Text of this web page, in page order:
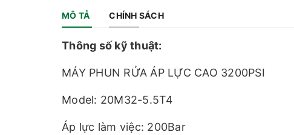
MÔ TẢ CHÍNH SÁCH
Thông số kỹ thuật:
MÁY PHUN RỬA ÁP LỰC CAO 3200PSI
Model: 20M32-5.5T4
Áp lực làm việc: 200Bar